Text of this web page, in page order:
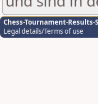
Chess-Tournament-Results-
Legal details/Terms of use